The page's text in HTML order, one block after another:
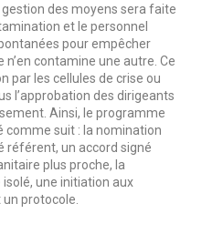
des moyens sera faite
et le personnel
pour empêcher
n’en contamine une autre. Ce
par les cellules de crise ou
l’approbation des dirigeants
Ainsi, le programme
comme suit : la nomination
référent, un accord signé
plus proche, la
une initiation aux
protocole.